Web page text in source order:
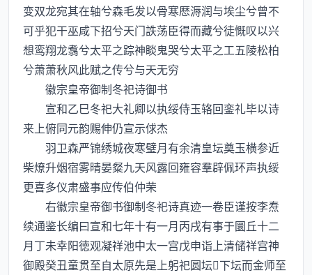
变双龙宛其在轴兮森毛发以骨寒厯溽润与埃尘兮曾不
可乎犯干巫咸下招兮天门詄荡臣得而藏兮徒慨叹以兴
想鸾翔龙翥兮太平之踪神睒鬼哭兮太平之工五陵松柏
兮萧萧秋风此赋之传兮与天无穷
徽宗皇帝御制冬祀诗御书
宣和乙巳冬祀大礼卿以执绥侍玉辂回銮礼毕以诗
来上俯同元韵赐伸仍宣示俅杰
羽卫森严锦绣城夜寒璧月有余清皇坛奠玉横参近
柴燎升烟宿雾晴晏粲九天风露回雍容羣辟佩环声执绥
更喜多仪肃盛事应传伯仲荣
右徽宗皇帝御书御制冬祀诗真迹一卷臣谨按李焘
续通鉴长编曰宣和七年十有一月丙戌有事于圜丘十二
月丁未幸阳徳观凝祥池中太一宫戊申诣上清储祥宫神
御殿癸丑童贯至自太原先是上躬祀圆坛下坛而金师至